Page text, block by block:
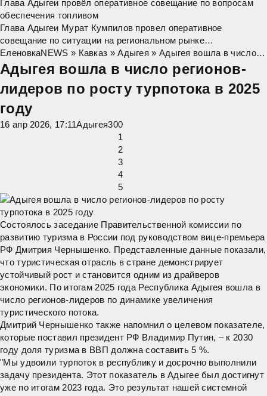
Глава Адыгеи провёл оперативное совещание по вопросам
обеспечения топливом
Глава Адыгеи Мурат Кумпилов провел оперативное
совещание по ситуации на региональном рынке
нефтепродуктов. "Сегодня наша главная задача – обеспечить
стабильное снабжение топливом жителей
ЕленовкаNEWS » Кавказ »Адыгея » Адыгея вошла в число регионов-лидеров по росту турпотока в 2025 году
Адыгея вошла в число регионов-
лидеров по росту турпотока в 2025
году
16 апр 2026, 17:11Адыгея300
1
2
3
4
5
Состоялось заседание Правительственной комиссии по
развитию туризма в России под руководством вице-премьера
РФ Дмитрия Чернышенко. Представленные данные показали,
что туристическая отрасль в стране демонстрирует
устойчивый рост и становится одним из драйверов
экономики. По итогам 2025 года Республика Адыгея вошла в
число регионов-лидеров по динамике увеличения
туристического потока.
Дмитрий Чернышенко также напомнил о целевом показателе,
которые поставил президент РФ Владимир Путин, – к 2030
году доля туризма в ВВП должна составить 5 %.
"Мы удвоили турпоток в республику и досрочно выполнили
задачу президента. Этот показатель в Адыгее был достигнут
уже по итогам 2023 года. Это результат нашей системной